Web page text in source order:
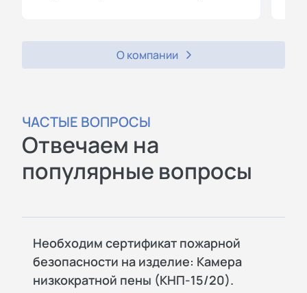
О компании
ЧАСТЫЕ ВОПРОСЫ
Отвечаем на
популярные вопросы
Необходим сертификат пожарной
безопасности на изделие: Камера
низкократной пены (КНП-15/20).